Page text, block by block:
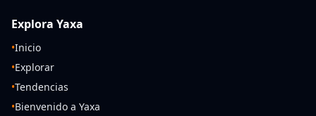
Explora Yaxa
•Inicio
•Explorar
•Tendencias
•Bienvenido a Yaxa